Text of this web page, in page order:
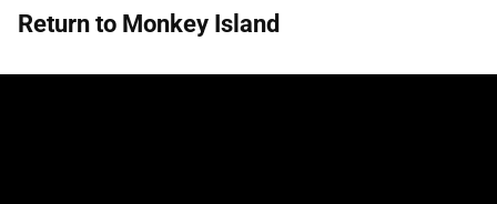
Return to Monkey Island